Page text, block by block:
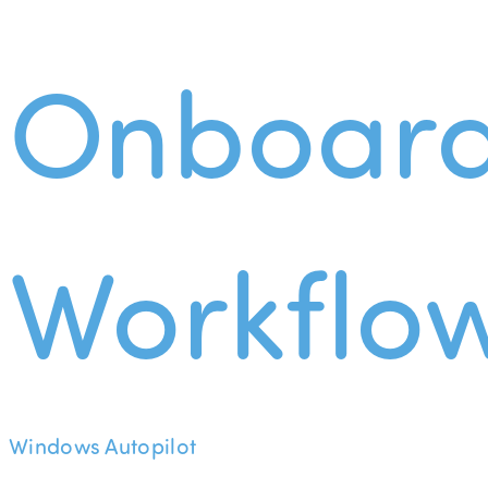
Windows Autopilot